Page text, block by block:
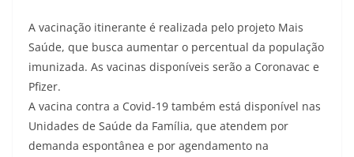
A vacinação itinerante é realizada pelo projeto Mais
Saúde, que busca aumentar o percentual da população
imunizada. As vacinas disponíveis serão a Coronavac e
Pfizer.
A vacina contra a Covid-19 também está disponível nas
Unidades de Saúde da Família, que atendem por
demanda espontânea e por agendamento na